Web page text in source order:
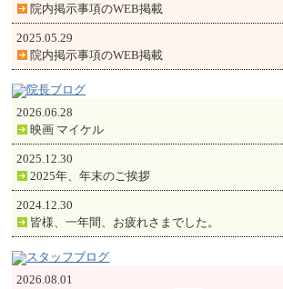
院内掲示事項のWEB掲載
2025.05.29
院内掲示事項のWEB掲載
2026.06.28
映画 マイケル
2025.12.30
2025年、年末のご挨拶
2024.12.30
皆様、一年間、お疲れさまでした。
2026.08.01